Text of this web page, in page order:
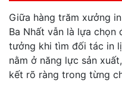
Giữa hàng trăm xưởng
Ba Nhất vẫn là lựa chọn
tưởng khi tìm đối tác in
nằm ở năng lực sản
kết rõ ràng trong từng